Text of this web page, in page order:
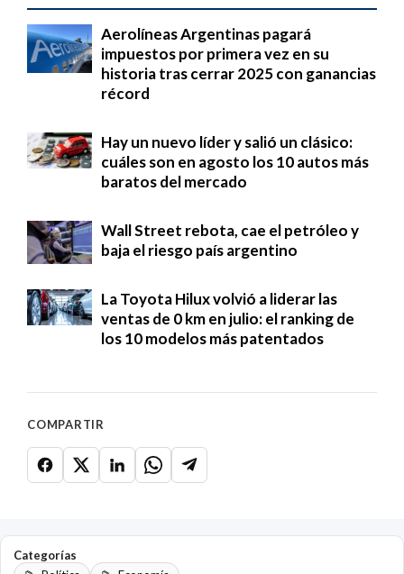
Aerolíneas Argentinas pagará
impuestos por primera vez en su
historia tras cerrar 2025 con ganancias
récord
Hay un nuevo líder y salió un clásico:
cuáles son en agosto los 10 autos más
baratos del mercado
Wall Street rebota, cae el petróleo y
baja el riesgo país argentino
La Toyota Hilux volvió a liderar las
ventas de 0 km en julio: el ranking de
los 10 modelos más patentados
COMPARTIR
Categorías